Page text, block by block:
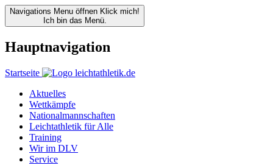
Navigations Menu öffnen Klick mich!
Ich bin das Menü.
Hauptnavigation
Startseite
Aktuelles
Wettkämpfe
Nationalmannschaften
Leichtathletik für Alle
Training
Wir im DLV
Service